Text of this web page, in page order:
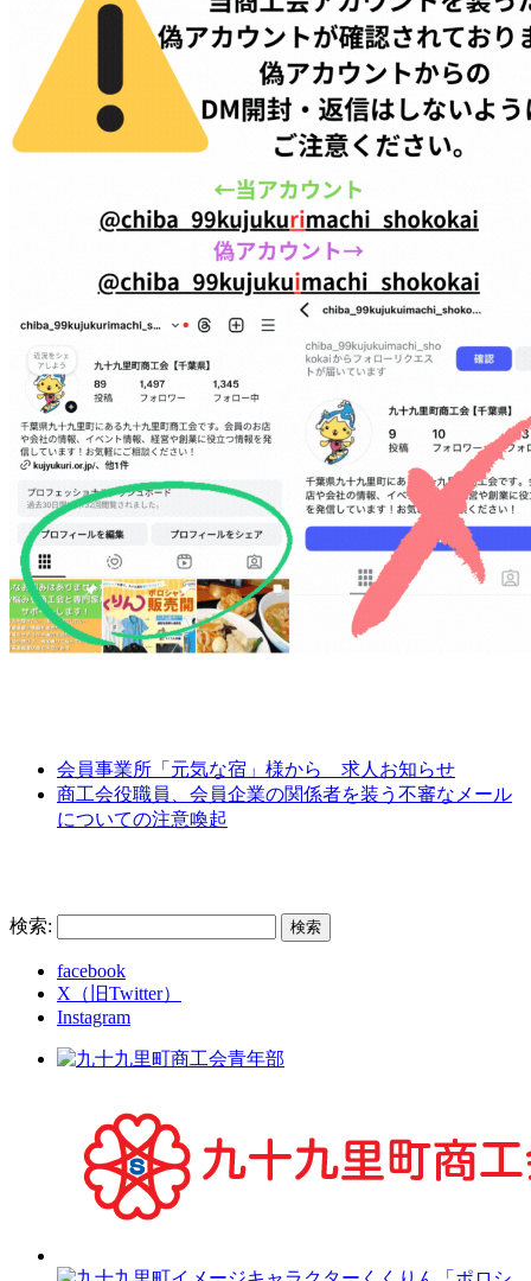
会員事業所「元気な宿」様から 求人お知らせ
商工会役職員、会員企業の関係者を装う不審なメール
についての注意喚起
検索:
facebook
X（旧Twitter）
Instagram